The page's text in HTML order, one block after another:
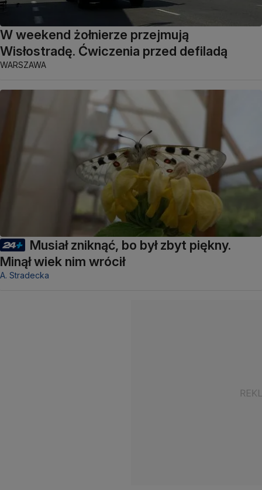
W weekend żołnierze przejmują
Wisłostradę. Ćwiczenia przed defiladą
WARSZAWA
Musiał zniknąć, bo był zbyt piękny.
Minął wiek nim wrócił
A. Stradecka